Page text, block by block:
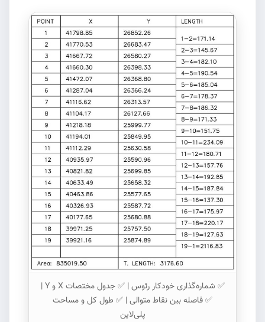
✅ شماره‌گذاری خودکار رئوس | ✅ جدول مختصات X و Y |
✅ فاصله بین نقاط متوالی | ✅ طول کل و مساحت
پلی‌لاین